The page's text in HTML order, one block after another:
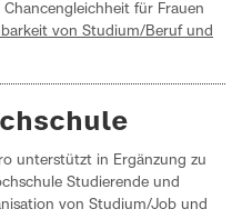
für Frauen
von Studium/Beruf und
unterstützt in Ergänzung zu
Studierende und
von Studium/Job und